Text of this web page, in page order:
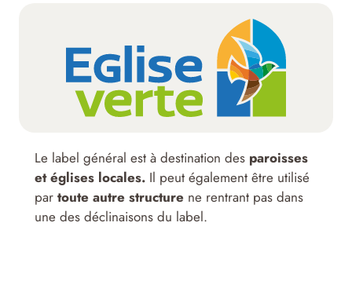
Le label général est à destination des paroisses
et églises locales. Il peut également être utilisé
partoute autre structure ne rentrant pas dans
une des déclinaisons du label.